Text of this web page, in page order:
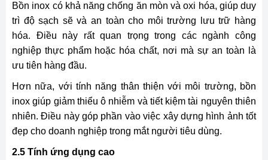
Bồn inox có khả năng chống ăn mòn và oxi hóa, giúp duy
trì độ sạch sẽ và an toàn cho môi trường lưu trữ hàng
hóa. Điều này rất quan trọng trong các ngành công
nghiệp thực phẩm hoặc hóa chất, nơi mà sự an toàn là
ưu tiên hàng đầu.
Hơn nữa, với tính năng thân thiện với môi trường, bồn
inox giúp giảm thiểu ô nhiễm và tiết kiệm tài nguyên thiên
nhiên. Điều này góp phần vào việc xây dựng hình ảnh tốt
đẹp cho doanh nghiệp trong mắt người tiêu dùng.
2.5 Tính ứng dụng cao